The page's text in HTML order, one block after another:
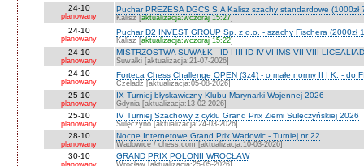
24-10
planowany
Puchar PREZESA DGCS S.A Kalisz szachy standardowe (1000zł
Kalisz [aktualizacja:wczoraj 15:27]
24-10
planowany
Puchar D2 INVEST GROUP Sp. z o.o. - szachy Fischera (2000zł
Kalisz [aktualizacja:wczoraj 15:22]
24-10
planowany
MISTRZOSTWA SUWAŁK - ID I-III ID IV-VI IMS VII-VIII
Suwałki [aktualizacja:21-07-2026]
24-10
planowany
Forteca Chess Challenge OPEN (3z4) - o małe normy II I K. - do
Czeladź [aktualizacja:05-08-2026]
25-10
planowany
IX Turniej błyskawiczny Klubu Marynarki Wojennej 2026
Gdynia [aktualizacja:13-02-2026]
25-10
planowany
IV Turniej Szachowy z cyklu Grand Prix Ziemi Sulęczyńskiej 2026
Sulęczyno [aktualizacja:24-03-2026]
28-10
planowany
Nocne Internetowe Grand Prix Wadowic - Turniej nr 22
Wadowice / chess.com [aktualizacja:10-03-2026]
30-10
planowany
GRAND PRIX POLONII WROCŁAW
Wrocław [aktualizacja:25-05-2026]